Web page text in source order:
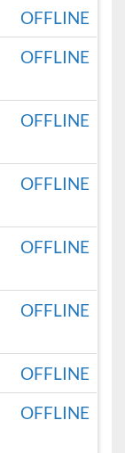
OFFLINE
OFFLINE
OFFLINE
OFFLINE
OFFLINE
OFFLINE
OFFLINE
OFFLINE